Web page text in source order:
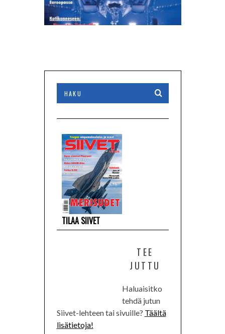
TILAA SIIVET
TEE
JUTTU
Haluaisitko
tehdä jutun
Siivet-lehteen tai sivuille? Täältä
lisätietoja!